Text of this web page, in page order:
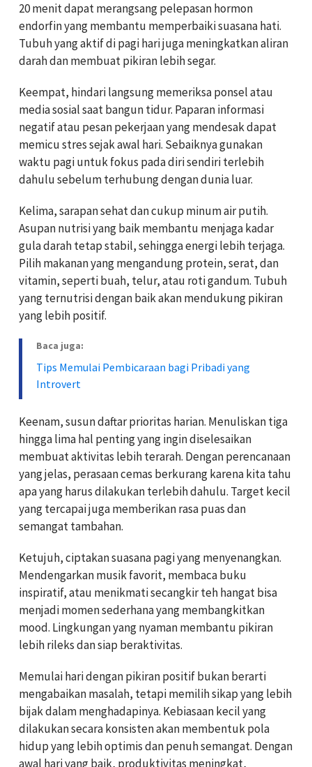
20 menit dapat merangsang pelepasan hormon
endorfin yang membantu memperbaiki suasana hati.
Tubuh yang aktif di pagi hari juga meningkatkan aliran
darah dan membuat pikiran lebih segar.
Keempat, hindari langsung memeriksa ponsel atau
media sosial saat bangun tidur. Paparan informasi
negatif atau pesan pekerjaan yang mendesak dapat
memicu stres sejak awal hari. Sebaiknya gunakan
waktu pagi untuk fokus pada diri sendiri terlebih
dahulu sebelum terhubung dengan dunia luar.
Kelima, sarapan sehat dan cukup minum air putih.
Asupan nutrisi yang baik membantu menjaga kadar
gula darah tetap stabil, sehingga energi lebih terjaga.
Pilih makanan yang mengandung protein, serat, dan
vitamin, seperti buah, telur, atau roti gandum. Tubuh
yang ternutrisi dengan baik akan mendukung pikiran
yang lebih positif.
Baca juga:
Tips Memulai Pembicaraan bagi Pribadi yang
Introvert
Keenam, susun daftar prioritas harian. Menuliskan tiga
hingga lima hal penting yang ingin diselesaikan
membuat aktivitas lebih terarah. Dengan perencanaan
yang jelas, perasaan cemas berkurang karena kita tahu
apa yang harus dilakukan terlebih dahulu. Target kecil
yang tercapai juga memberikan rasa puas dan
semangat tambahan.
Ketujuh, ciptakan suasana pagi yang menyenangkan.
Mendengarkan musik favorit, membaca buku
inspiratif, atau menikmati secangkir teh hangat bisa
menjadi momen sederhana yang membangkitkan
mood. Lingkungan yang nyaman membantu pikiran
lebih rileks dan siap beraktivitas.
Memulai hari dengan pikiran positif bukan berarti
mengabaikan masalah, tetapi memilih sikap yang lebih
bijak dalam menghadapinya. Kebiasaan kecil yang
dilakukan secara konsisten akan membentuk pola
hidup yang lebih optimis dan penuh semangat. Dengan
awal hari yang baik, produktivitas meningkat,